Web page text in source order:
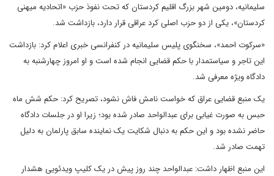
سلیمانیه، دومین شهر بزرگ اقلیم کردستان که تحت نفوذ حزب «اتحادیه میهنی
کردستان»، یکی از دو حزب اصلی کرد عراقی قرار دارد، بازداشت شد.
«سرکوت احمد»، سخنگوی پلیس سلیمانیه در کنفرانسی خبری اعلام کرد: بازداشت
این تاجر و سیاستمدار با حکم قضایی انجام شده است و او امروز چهارشنبه به
دادگاه ویژه معرفی شد.
یک منبع قضایی عراق که خواست نامش فاش نشود، تصریح کرد: حکم شش ماه
حبس به صورت غیابی برای عبدالواحد صادر شده بود؛ زیرا او در جلسات دادگاه
حاضر نشده بود و این حکم به دنبال شکایت یک نماینده سابق پارلمان به دلیل
تهمت صادر شد.
این منبع اظهار داشت: عبدالواحد چند روز پیش در یک کلیپ ویدئویی هشدار